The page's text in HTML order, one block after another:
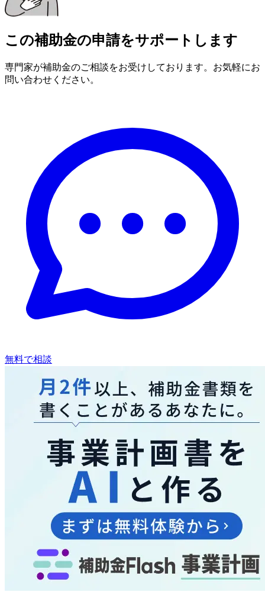
この補助金の申請をサポートします
専門家が補助金のご相談をお受けしております。お気軽にお
問い合わせください。
無料で相談